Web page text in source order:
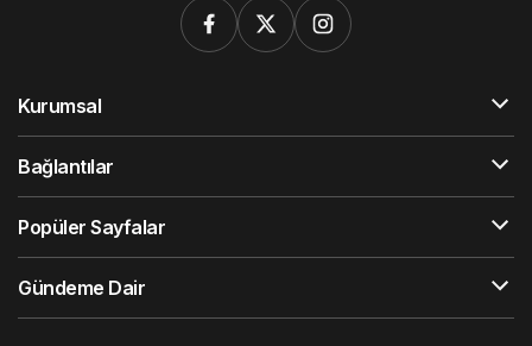
Kurumsal
Bağlantılar
Popüler Sayfalar
Gündeme Dair